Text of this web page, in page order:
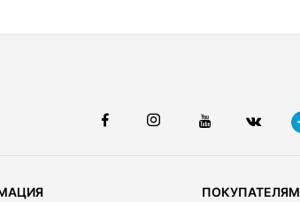
ПОКУПАТЕЛЯМ